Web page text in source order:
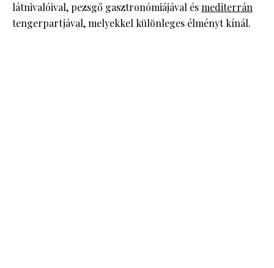
látnivalóival, pezsgő gasztronómiájával ésmediterrán
tengerpartjával, melyekkel különleges élményt kínál.